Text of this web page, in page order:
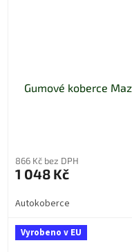
Gumové koberce
866 Kč bez DPH
1 048 Kč
Autokoberce
Vyrobeno v EU